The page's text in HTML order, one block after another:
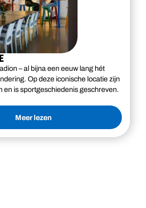
– al bijna een eeuw lang hét
Op deze iconische locatie zijn
en is sportgeschiedenis geschreven.
Meer lezen